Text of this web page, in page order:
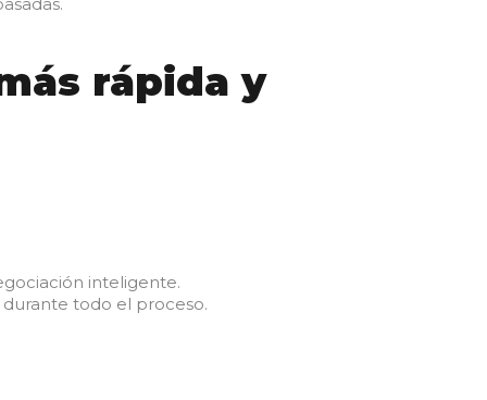
rápida y
inteligente.
todo el proceso.